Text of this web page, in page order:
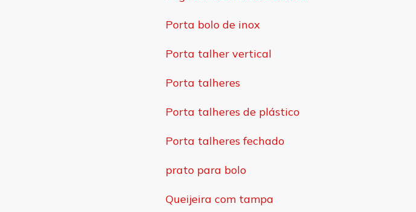
Porta bolo de inox
Porta talher vertical
Porta talheres
Porta talheres de plástico
Porta talheres fechado
prato para bolo
Queijeira com tampa